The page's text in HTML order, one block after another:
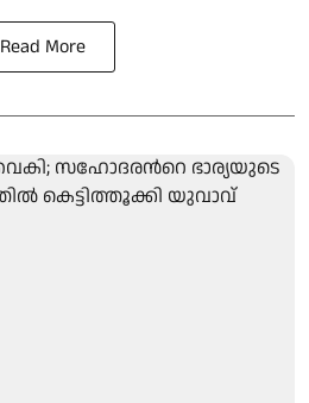
Read More